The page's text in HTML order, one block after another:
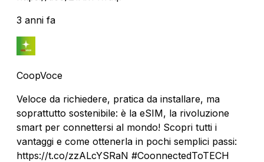
3 anni fa
CoopVoce
Veloce da richiedere, pratica da installare, ma
soprattutto sostenibile: è la eSIM, la rivoluzione
smart per connettersi al mondo! Scopri tutti i
vantaggi e come ottenerla in pochi semplici passi:
https://t.co/zzALcYSRaN #CoonnectedToTECH